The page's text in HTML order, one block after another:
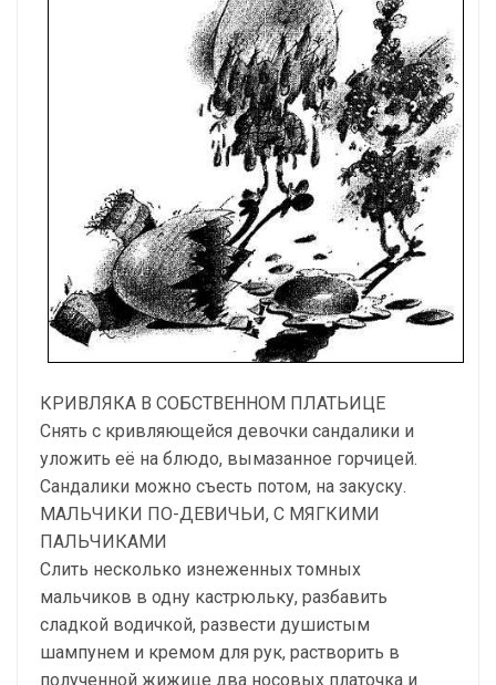
КРИВЛЯКА В СОБСТВЕННОМ ПЛАТЬИЦЕ
Снять с кривляющейся девочки сандалики и
уложить её на блюдо, вымазанное горчицей.
Сандалики можно съесть потом, на закуску.
МАЛЬЧИКИ ПО-ДЕВИЧЬИ, С МЯГКИМИ
ПАЛЬЧИКАМИ
Слить несколько изнеженных томных
мальчиков в одну кастрюльку, разбавить
сладкой водичкой, развести душистым
шампунем и кремом для рук, растворить в
полученной жижице два носовых платочка и